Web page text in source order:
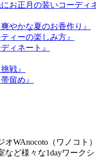
お正月の装いコーディ
やかな夏のお香作り』
ィーの楽しみ方』
ィネート』
戦』
留め』
WAnocoto（ワノコ
ど様々な1dayワーク